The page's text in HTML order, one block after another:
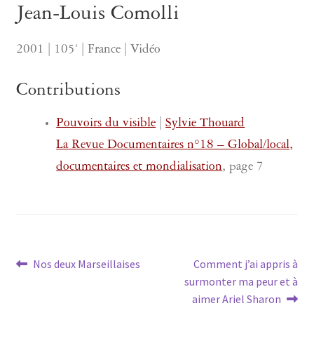
Jean-Louis Comolli
2001 | 105‘ | France | Vidéo
Contributions
Pouvoirs du visible|Sylvie Thouard
La Revue Documentaires n°18 – Global/local,
documentaires et mondialisation, page 7
Navigation
Article
Nos deux Marseillaises
Article
suivant :
Comment j’ai appris à
surmonter ma peur et à
aimer Ariel Sharon